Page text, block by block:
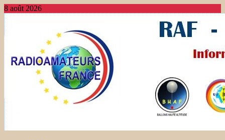
8 août 2026